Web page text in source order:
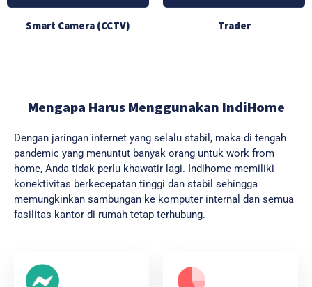
Smart Camera (CCTV) Trader
Mengapa Harus Menggunakan IndiHome
Dengan jaringan internet yang selalu stabil, maka di tengah
pandemic yang menuntut banyak orang untuk work from
home, Anda tidak perlu khawatir lagi. Indihome memiliki
konektivitas berkecepatan tinggi dan stabil sehingga
memungkinkan sambungan ke komputer internal dan semua
fasilitas kantor di rumah tetap terhubung.